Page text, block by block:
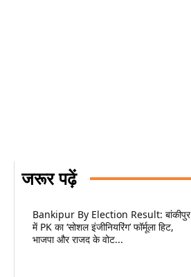
जरूर पढ़ें
Bankipur By Election Result: बांकीपुर
में PK का ‘सोशल इंजीनियरिंग’ फॉर्मूला हिट,
भाजपा और राजद के वोट...